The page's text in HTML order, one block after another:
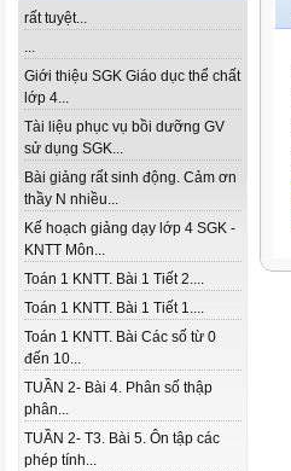
rất tuyệt...
...
Giới thiệu SGK Giáo dục thể chất
lớp 4...
Tài liệu phục vụ bồi dưỡng GV
sử dụng SGK...
Bài giảng rất sinh động. Cảm ơn
thầy N nhiều...
Kế hoạch giảng dạy lớp 4 SGK -
KNTT Môn...
Toán 1 KNTT. Bài 1 Tiết 2....
Toán 1 KNTT. Bài 1 Tiết 1....
Toán 1 KNTT. Bài Các số từ 0
đến 10...
TUẦN 2- Bài 4. Phân số thập
phân...
TUẦN 2- T3. Bài 5. Ôn tập các
phép tính...